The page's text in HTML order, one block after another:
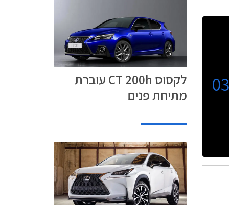
לקסוס CT 200h עוברת
מתיחת פנים